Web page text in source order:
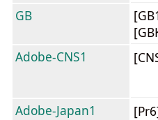
GB
Adobe-CNS1
Adobe-Japan1